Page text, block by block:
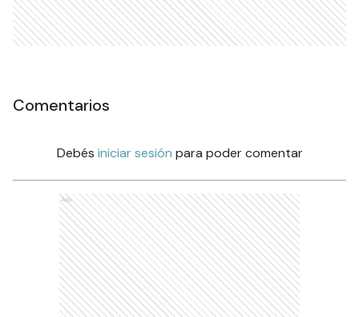
Comentarios
Debés iniciar sesión para poder comentar
Ads